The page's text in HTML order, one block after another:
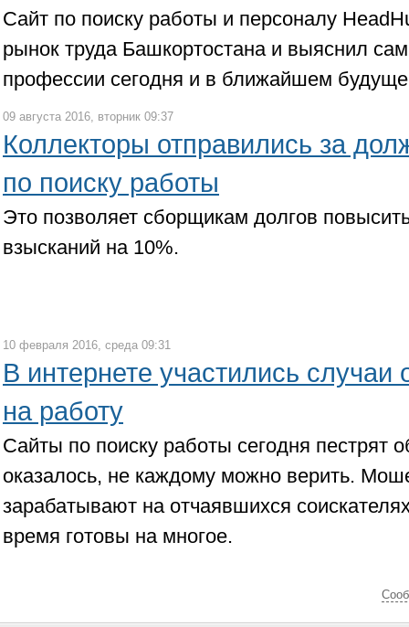
Сайт по поиску работы и персоналу
рынок труда Башкортостана и выяснил
профессии сегодня и в ближайшем
09 августа 2016, вторник 09:37
Коллекторы отправились за
по поиску работы
Это позволяет сборщикам долгов
взысканий на 10%.
10 февраля 2016, среда 09:31
В интернете участились
на работу
Сайты по поиску работы сегодня пестрят
оказалось, не каждому можно верить.
зарабатывают на отчаявшихся
время готовы на многое.